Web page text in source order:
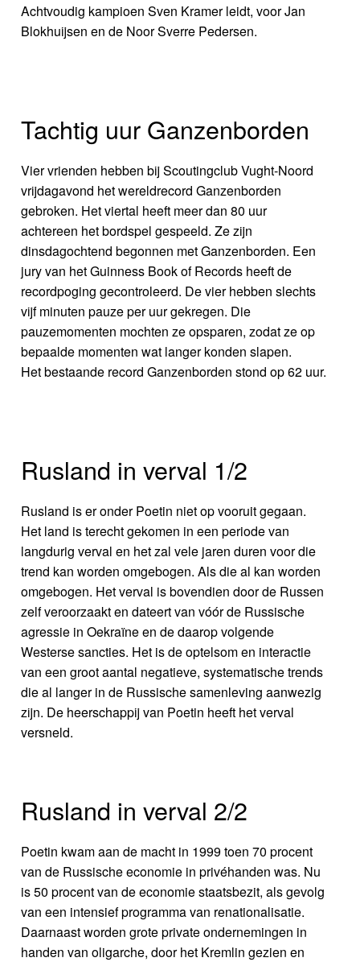
Achtvoudig kampioen Sven Kramer leidt, voor Jan
Blokhuijsen en de Noor Sverre Pedersen.
Tachtig uur Ganzenborden
Vier vrienden hebben bij Scoutingclub Vught-Noord
vrijdagavond het wereldrecord Ganzenborden
gebroken. Het viertal heeft meer dan 80 uur
achtereen het bordspel gespeeld. Ze zijn
dinsdagochtend begonnen met Ganzenborden. Een
jury van het Guinness Book of Records heeft de
recordpoging gecontroleerd. De vier hebben slechts
vijf minuten pauze per uur gekregen. Die
pauzemomenten mochten ze opsparen, zodat ze op
bepaalde momenten wat langer konden slapen.
Het bestaande record Ganzenborden stond op 62 uur.
Rusland in verval 1/2
Rusland is er onder Poetin niet op vooruit gegaan.
Het land is terecht gekomen in een periode van
langdurig verval en het zal vele jaren duren voor die
trend kan worden omgebogen. Als die al kan worden
omgebogen. Het verval is bovendien door de Russen
zelf veroorzaakt en dateert van vóór de Russische
agressie in Oekraïne en de daarop volgende
Westerse sancties. Het is de optelsom en interactie
van een groot aantal negatieve, systematische trends
die al langer in de Russische samenleving aanwezig
zijn. De heerschappij van Poetin heeft het verval
versneld.
Rusland in verval 2/2
Poetin kwam aan de macht in 1999 toen 70 procent
van de Russische economie in privéhanden was. Nu
is 50 procent van de economie staatsbezit, als gevolg
van een intensief programma van renationalisatie.
Daarnaast worden grote private ondernemingen in
handen van oligarche, door het Kremlin gezien en